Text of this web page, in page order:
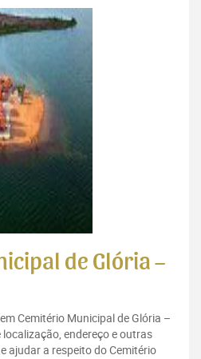
de Glória –
Cemitério Municipal de Glória –
endereço e outras
ajudar a respeito do Cemitério